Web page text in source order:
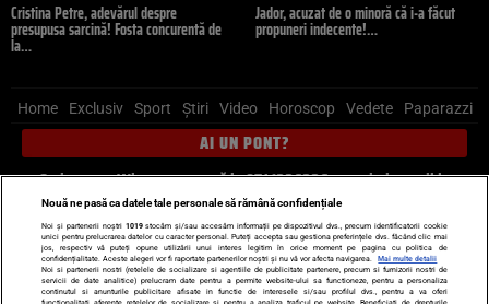
Cristina Petre, adevărul despre
presupusa sarcină! Fosta concurentă de
la…
Jador, acuzat de o minoră că i-a făcut
propuneri indecente!…
Home Exclusiv Sport Știri Video Horoscop Vedete Paparazzi
AI UN PONT?
Scrie-ne pe Whatsapp, sună la 0741226226 sau trimite mail la
pont@cancan.ro
Știri interne Știri externe
Politică
Ultimele stiri
Diete Insula Iubirii Dictionar de vise LIFE STYLE
Nouă ne pasă ca datele tale personale să rămână confidențiale
Noi și partenerii noștri 1019stocăm și/sau accesăm informații pe dispozitivul dvs., precum identificatorii cookie
unici pentru prelucrarea datelor cu caracter personal. Puteți accepta sau gestiona preferințele dvs. făcând clic mai
jos, respectiv vă puteți opune utilizării unui interes legitim în orice moment pe pagina cu politica de
confidențialitate. Aceste alegeri vor fi raportate partenerilor noștri și nu vă vor afecta navigarea.
Mai multe detalii
Noi si partenerii nostri (retelele de socializare si agentiile de publicitate partenere, precum si furnizorii nostri de
servicii de date analitice) prelucram date pentru a permite website-ului sa functioneze, pentru a personaliza
continutul si anunturile publicitare afisate in functie de interesele si/sau profilul dvs., pentru a va oferi
functionalitati aferente retelelor de socializare si pentru a analiza traficul pe website. Beneficiati de drepturile